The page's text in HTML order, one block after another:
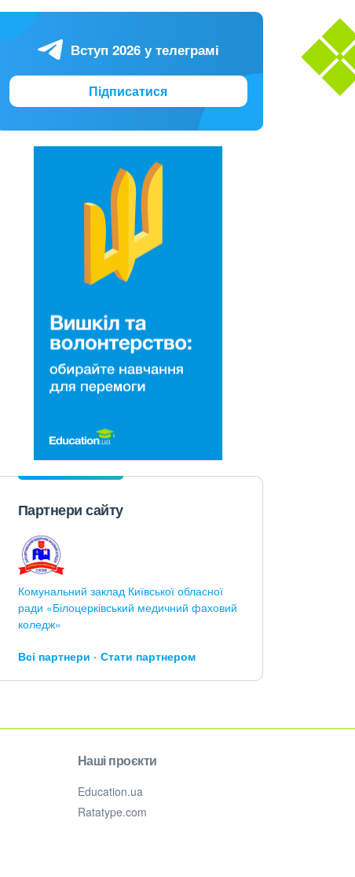
Вступ 2026 у телеграмі
Підписатися
Партнери сайту
Комунальний заклад Київської обласної
ради «Білоцерківський медичний фаховий
коледж»
Всі партнери Стати партнером
Наші проєкти
Education.ua
Ratatype.com